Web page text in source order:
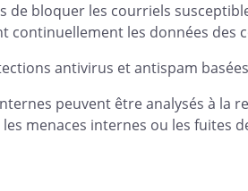
bloquer les courriels
continuellement les données des
antivirus et antispam
peuvent être analysés à la
menaces internes ou les fuites